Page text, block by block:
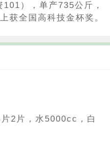
），单产735公斤，
获全国高科技金杯奖。
2片，水5000cc，白